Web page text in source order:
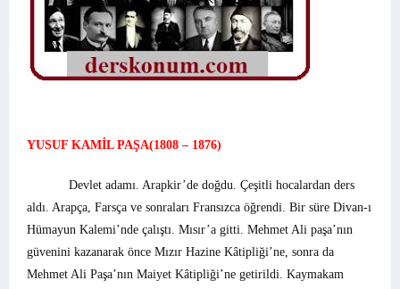
YUSUF KAMİL PAŞA(1808 – 1876)
Devlet adamı. Arapkir’de doğdu. Çeşitli hocalardan ders
aldı. Arapça, Farsça ve sonraları Fransızca öğrendi. Bir süre Divan-ı
Hümayun Kalemi’nde çalıştı. Mısır’a gitti. Mehmet Ali paşa’nın
güvenini kazanarak önce Mızır Hazine Kâtipliği’ne, sonra da
Mehmet Ali Paşa’nın Maiyet Kâtipliği’ne getirildi. Kaymakam